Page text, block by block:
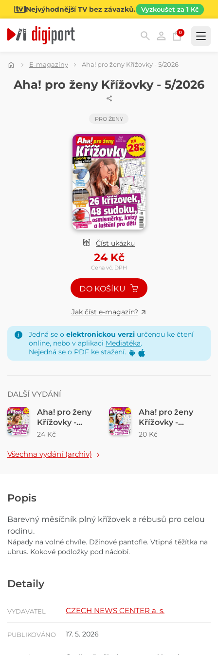
Nejvýhodnější TV bez závazků. Vyzkoušet za 1 Kč
0
Kategorie
E-magazíny Aha! pro ženy Křížovky - 5/2026
Číst ukázku
ČASOPIS
Aha! pro ženy Křížovky - 5/2026
PRO ŽENY
24Kč
Cena vč. DPH
DO KOŠÍKU
Jak číst e-magazín?
Jedná se o elektronickou verzi určenou ke čtení
online, nebo v aplikaci Mediatéka.
Nejedná se o PDF ke stažení.
DALŠÍ VYDÁNÍ
Aha! pro ženy
Křížovky -
6/2026
24 Kč
Aha! pro ženy
Křížovky -
4/2026
20 Kč
Všechna vydání (archiv)
Popis
Barevný měsíčník plný křížovek a rébusů pro celou
rodinu.
Nápady na volné chvíle. Džínové pantofle. Vtipná těžítka na
ubrus. Kokové podložky pod nádobí.
Detaily
VYDAVATEL CZECH NEWS CENTER a. s.
PUBLIKOVÁNO 17. 5. 2026